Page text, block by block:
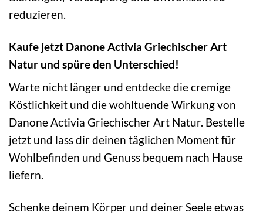
reduzieren.
Kaufe jetzt Danone Activia Griechischer Art
Natur und spüre den Unterschied!
Warte nicht länger und entdecke die cremige
Köstlichkeit und die wohltuende Wirkung von
Danone Activia Griechischer Art Natur. Bestelle
jetzt und lass dir deinen täglichen Moment für
Wohlbefinden und Genuss bequem nach Hause
liefern.
Schenke deinem Körper und deiner Seele etwas